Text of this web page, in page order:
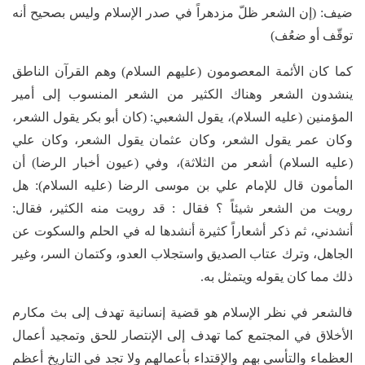
ضيف: (إن الشعر ظلّ مزدهراً في صدر الإسلام وليس بصحيح أنه
توقّف أو ضعُف)
كما كان الأئمة المعصومون (عليهم السلام) وهم القرآن الناطق
ينشدون الشعر وهناك الكثير من الشعر المنسوب إلى أمير
المؤمنين (عليه السلام)، يقول الشعبي: (كان أبو بكر يقول الشعر،
وكان عمر يقول الشعر، وكان عثمان يقول الشعر، وكان علي
(عليه السلام) أشعر من الثلاثة)، وفي (عيون أخبار الرضا) أن
المأمون قال للإمام علي بن موسى الرضا (عليه السلام): هل
رويت من الشعر شيئاً ؟ فقال : قد رويت منه الكثير، فقال:
أنشدني، ثم ذكر أشعاراً كثيرة أنشدها له في الحلم والسكوت عن
الجاهل، وترك عتاب الصديق واستجلاب العدو، وكتمان السر، وغير
ذلك مما كان يقوله ويتمثل به.
فالشعر في نظر الإسلام هو قضية إنسانية تهدف إلى بث مكارم
الأخلاق في المجتمع كما تهدف إلى الإنتصار للحق وتمجيد أعمال
العظماء والتأسي بهم والإقتداء بأعمالهم ولا تجد في التاريخ أعظم